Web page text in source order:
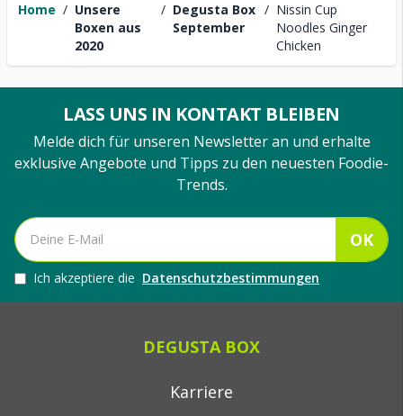
Home / Unsere
Boxen aus
2020
/ Degusta Box
September
/ Nissin Cup
Noodles Ginger
Chicken
LASS UNS IN KONTAKT BLEIBEN
Melde dich für unseren Newsletter an und erhalte
exklusive Angebote und Tipps zu den neuesten Foodie-
Trends.
OK
Ich akzeptiere die Datenschutzbestimmungen
DEGUSTA BOX
Karriere